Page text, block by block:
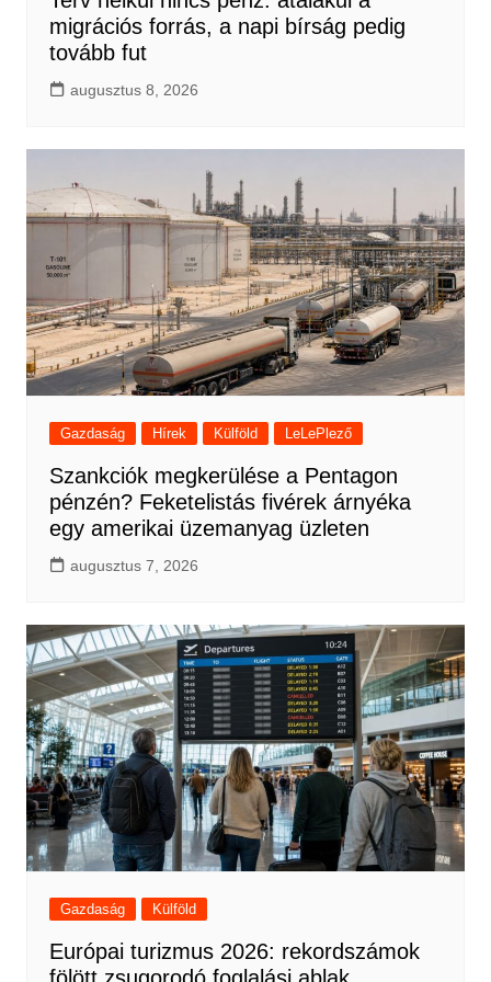
migrációs forrás, a napi bírság pedig
tovább fut
augusztus 8, 2026
Gazdaság Hírek Külföld LeLePlező
Szankciók megkerülése a Pentagon
pénzén? Feketelistás fivérek árnyéka
egy amerikai üzemanyag üzleten
augusztus 7, 2026
Gazdaság Külföld
Európai turizmus 2026: rekordszámok